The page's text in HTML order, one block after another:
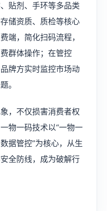
贴剂、手环等多品类
储资质、质检等核心
端，简化扫码流程，
群体操作；在管控
牌方实时监控市场动
。
，不仅损害消费者权
物一码技术以“一物一
据管控”为核心，从生
全防线，成为破解行